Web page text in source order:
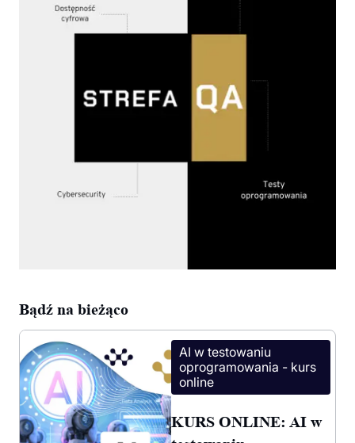
Bądź na bieżąco
AI w testowaniu
oprogramowania - kurs
online
KURS ONLINE: AI w